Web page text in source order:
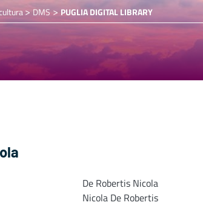
>DMS > PUGLIA DIGITAL LIBRARY
De Robertis Nicola
Nicola De Robertis